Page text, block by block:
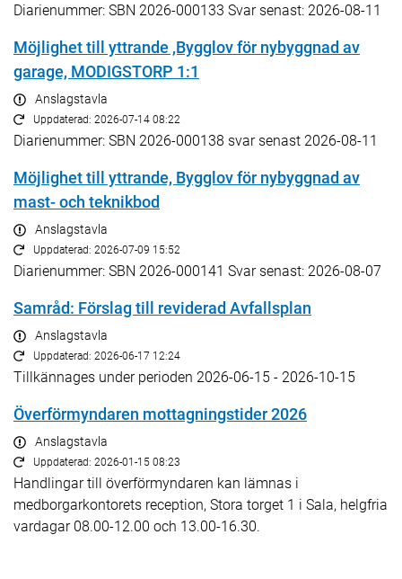
Diarienummer: SBN 2026-000133 Svar senast: 2026-08-11
Möjlighet till yttrande ,Bygglov för nybyggnad av
garage, MODIGSTORP 1:1
Anslagstavla
Uppdaterad: 2026-07-14 08:22
Diarienummer: SBN 2026-000138 svar senast 2026-08-11
Möjlighet till yttrande, Bygglov för nybyggnad av
mast- och teknikbod
Anslagstavla
Uppdaterad: 2026-07-09 15:52
Diarienummer: SBN 2026-000141 Svar senast: 2026-08-07
Samråd: Förslag till reviderad Avfallsplan
Anslagstavla
Uppdaterad: 2026-06-17 12:24
Tillkännages under perioden 2026-06-15 - 2026-10-15
Överförmyndaren mottagningstider 2026
Anslagstavla
Uppdaterad: 2026-01-15 08:23
Handlingar till överförmyndaren kan lämnas i
medborgarkontorets reception, Stora torget 1 i Sala, helgfria
vardagar 08.00-12.00 och 13.00-16.30.